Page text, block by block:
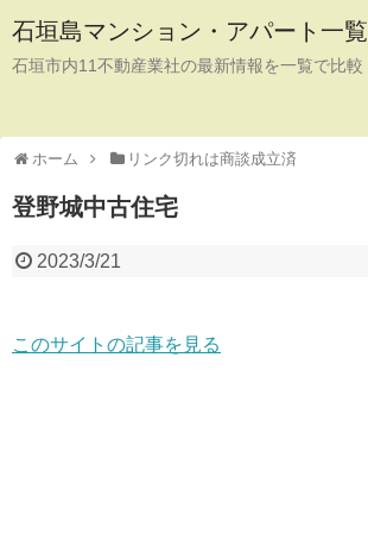
石垣島マンション・アパート一覧
石垣市内11不動産業社の最新情報を一覧で比較
ホーム リンク切れは商談成立済
登野城中古住宅
2023/3/21
このサイトの記事を見る